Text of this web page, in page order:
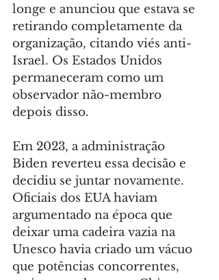
longe e anunciou que estava se
retirando completamente da
organização, citando viés anti-
Israel. Os Estados Unidos
permaneceram como um
observador não-membro
depois disso.
Em 2023, a administração
Biden reverteu essa decisão e
decidiu se juntar novamente.
Oficiais dos EUA haviam
argumentado na época que
deixar uma cadeira vazia na
Unesco havia criado um vácuo
que potências concorrentes,